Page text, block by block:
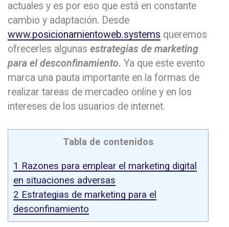
actuales y es por eso que está en constante
cambio y adaptación. Desde
www.posicionamientoweb.systems queremos
ofrecerles algunas estrategias de marketing
para el desconfinamiento. Ya que este evento
marca una pauta importante en la formas de
realizar tareas de mercadeo online y en los
intereses de los usuarios de internet.
Tabla de contenidos
1 Razones para emplear el marketing digital
en situaciones adversas
2 Estrategias de marketing para el
desconfinamiento